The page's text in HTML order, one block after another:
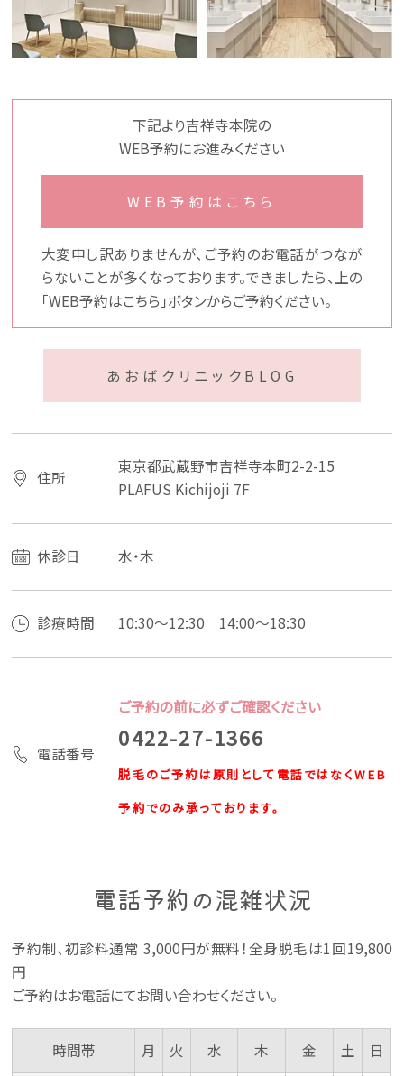
下記より吉祥寺本院の
WEB予約にお進みください
WEB予約はこちら
大変申し訳ありませんが、ご予約のお電話がつなが
らないことが多くなっております。できましたら、上の
「WEB予約はこちら」ボタンからご予約ください。
あおばクリニックBLOG
住所
東京都武蔵野市吉祥寺本町2-2-15
PLAFUS Kichijoji 7F
休診日 水・木
診療時間 10:30～12:30 14:00～18:30
電話番号
ご予約の前に必ずご確認ください
0422-27-1366
脱毛のご予約は原則として電話ではなくWEB
予約でのみ承っております。
電話予約の混雑状況
予約制、初診料通常 3,000円が無料！全身脱毛は1回19,800
円
ご予約はお電話にてお問い合わせください。
時間帯 月 火 水 木 金 土 日